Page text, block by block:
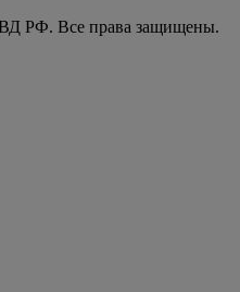
РФ. Все права защищены.